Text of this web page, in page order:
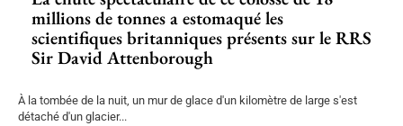
millions de tonnes a estomaqué les
scientifiques britanniques présents sur le RRS
Sir David Attenborough
À la tombée de la nuit, un mur de glace d'un kilomètre de large s'est
détaché d'un glacier...